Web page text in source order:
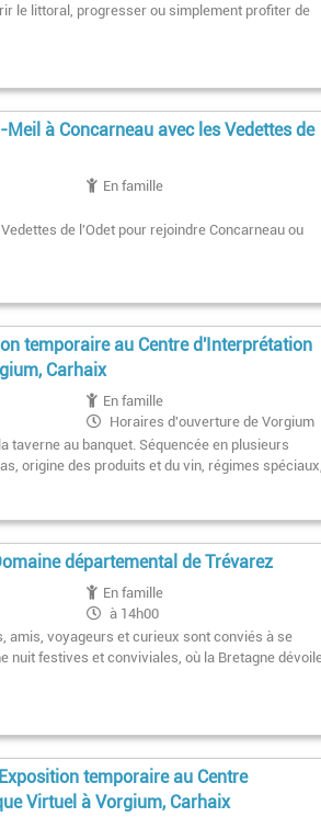
le littoral, progresser ou simplement profiter de
à Concarneau avec les Vedettes de
En famille
de l'Odet pour rejoindre Concarneau ou
temporaire au Centre d'Interprétation
Carhaix
En famille
Horaires d'ouverture de Vorgium
taverne au banquet. Séquencée en plusieurs
origine des produits et du vin, régimes
départemental de Trévarez
En famille
à 14h00
amis, voyageurs et curieux sont conviés à se
nuit festives et conviviales, où la Bretagne
temporaire au Centre
Virtuel à Vorgium, Carhaix